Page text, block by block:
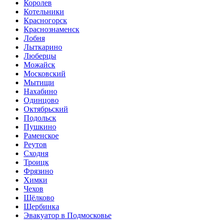
Королев
Котельники
Красногорск
Краснознаменск
Лобня
Лыткарино
Люберцы
Можайск
Московский
Мытищи
Нахабино
Одинцово
Октябрьский
Подольск
Пушкино
Раменское
Реутов
Сходня
Троицк
Фрязино
Химки
Чехов
Щёлково
Щербинка
Эвакуатор в Подмосковье